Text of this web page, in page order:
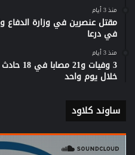
منذ 3 أيام
مقتل عنصرين في وزارة الدفاع
في درعا
منذ 3 أيام
3
خلال يوم واحد
ساوند كلاود